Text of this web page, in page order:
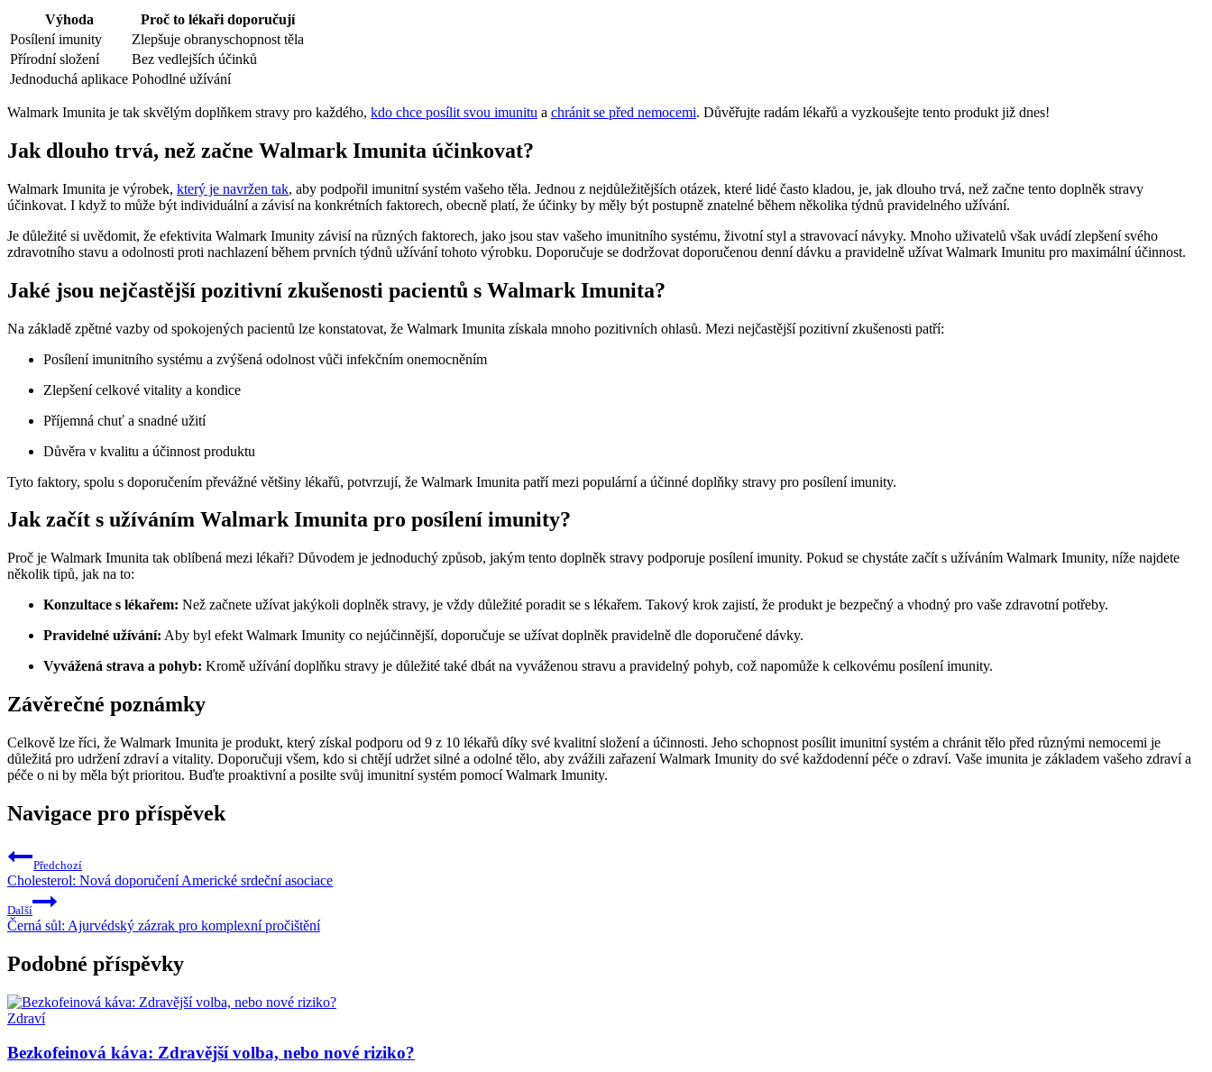
Výhoda
Proč to lékaři doporučují
Posílení imunity
Zlepšuje obranyschopnost těla
Přírodní složení
Bez vedlejších účinků
Jednoduchá aplikace Pohodlné užívání
Walmark Imunita je tak skvělým doplňkem stravy pro každého, kdo chce posílit svou imunitu a chránit se před nemocemi. Důvěřujte radám lékařů a vyzkoušejte tento produkt již dnes!
Jak dlouho trvá, než začne Walmark Imunita účinkovat?
Walmark Imunita je výrobek, který je navržen tak, aby podpořil imunitní systém vašeho těla. Jednou z nejdůležitějších otázek, které lidé často kladou, je, jak dlouho trvá, než začne tento doplněk stravy
účinkovat. I když to může být individuální a závisí na konkrétních faktorech, obecně platí, že účinky by měly být postupně znatelné během několika týdnů pravidelného užívání.
Je důležité si uvědomit, že efektivita Walmark Imunity závisí na různých faktorech, jako jsou stav vašeho imunitního systému, životní styl a stravovací návyky. Mnoho uživatelů však uvádí zlepšení svého
zdravotního stavu a odolnosti proti nachlazení během prvních týdnů užívání tohoto výrobku. Doporučuje se dodržovat doporučenou denní dávku a pravidelně užívat Walmark Imunitu pro maximální účinnost.
Jaké jsou nejčastější pozitivní zkušenosti pacientů s Walmark Imunita?
Na základě zpětné vazby od spokojených pacientů lze konstatovat, že Walmark Imunita získala mnoho pozitivních ohlasů. Mezi nejčastější pozitivní zkušenosti patří:
Posílení imunitního systému a zvýšená odolnost vůči infekčním onemocněním
Zlepšení celkové vitality a kondice
Příjemná chuť a snadné užití
Důvěra v kvalitu a účinnost produktu
Tyto faktory, spolu s doporučením převážné většiny lékařů, potvrzují, že Walmark Imunita patří mezi populární a účinné doplňky stravy pro posílení imunity.
Jak začít s užíváním Walmark Imunita pro posílení imunity?
Proč je Walmark Imunita tak oblíbená mezi lékaři? Důvodem je jednoduchý způsob, jakým tento doplněk stravy podporuje posílení imunity. Pokud se chystáte začít s užíváním Walmark Imunity, níže najdete
několik tipů, jak na to:
Konzultace s lékařem: Než začnete užívat jakýkoli doplněk stravy, je vždy důležité poradit se s lékařem. Takový krok zajistí, že produkt je bezpečný a vhodný pro vaše zdravotní potřeby.
Pravidelné užívání: Aby byl efekt Walmark Imunity co nejúčinnější, doporučuje se užívat doplněk pravidelně dle doporučené dávky.
Vyvážená strava a pohyb: Kromě užívání doplňku stravy je důležité také dbát na vyváženou stravu a pravidelný pohyb, což napomůže k celkovému posílení imunity.
Závěrečné poznámky
Celkově lze říci, že Walmark Imunita je produkt, který získal podporu od 9 z 10 lékařů díky své kvalitní složení a účinnosti. Jeho schopnost posílit imunitní systém a chránit tělo před různými nemocemi je
důležitá pro udržení zdraví a vitality. Doporučuji všem, kdo si chtějí udržet silné a odolné tělo, aby zvážili zařazení Walmark Imunity do své každodenní péče o zdraví. Vaše imunita je základem vašeho zdraví a
péče o ni by měla být prioritou. Buďte proaktivní a posilte svůj imunitní systém pomocí Walmark Imunity.
Navigace pro příspěvek
Předchozí
Cholesterol: Nová doporučení Americké srdeční asociace
Další
Černá sůl: Ajurvédský zázrak pro komplexní pročištění
Podobné příspěvky
Zdraví
Bezkofeinová káva: Zdravější volba, nebo nové riziko?